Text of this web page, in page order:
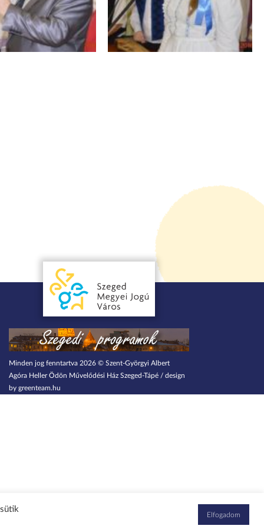
Minden jog fenntartva 2026 © Szent-Györgyi Albert
Agóra Heller Ödön Művelődési Ház Szeged-Tápé / design
by greenteam.hu
Elfogadom